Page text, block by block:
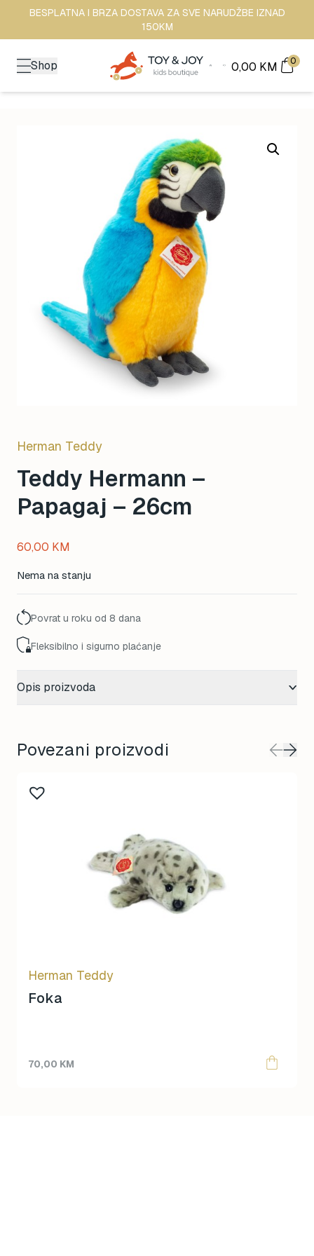
BESPLATNA I BRZA DOSTAVA ZA SVE NARUDŽBE IZNAD
150KM
Shop 0,00 KM 0
Herman Teddy
Teddy Hermann –
Papagaj – 26cm
60,00 KM
Nema na stanju
Povrat u roku od 8 dana
Fleksibilno i sigurno plaćanje
Opis proizvoda
Povezani proizvodi
Herman Teddy
Foka
70,00 KM